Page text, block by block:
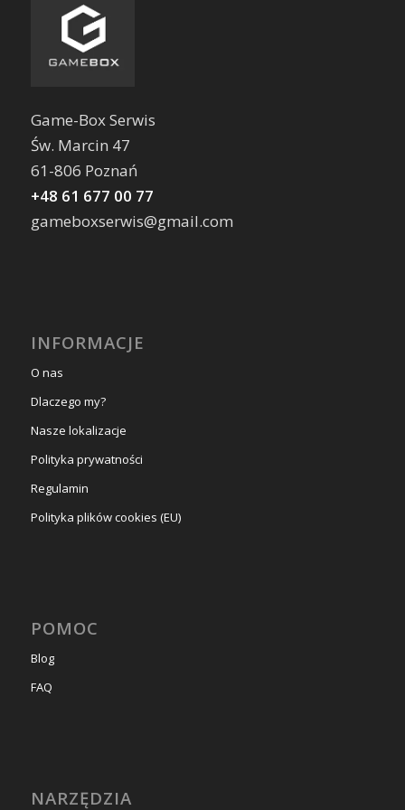
Game-Box Serwis
Św. Marcin 47
61-806 Poznań
+48 61 677 00 77
gameboxserwis@gmail.com
INFORMACJE
O nas
Dlaczego my?
Nasze lokalizacje
Polityka prywatności
Regulamin
Polityka plików cookies (EU)
POMOC
Blog
FAQ
NARZĘDZIA